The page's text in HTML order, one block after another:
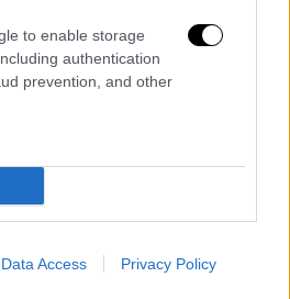
to enable storage
authentication
prevention, and other
Data Access Privacy Policy
που είναι η
με το εγκεκριμένο
αποτέλεσμα να
υπογραμμίζεται στη
- «Η καθυστέρηση
με την αλληλουχία